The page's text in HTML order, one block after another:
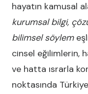
hayatın kamusal
kurumsal bilgi,
bilimsel söylem
cinsel eğilimlerin,
ve hatta ısrarla
noktasında